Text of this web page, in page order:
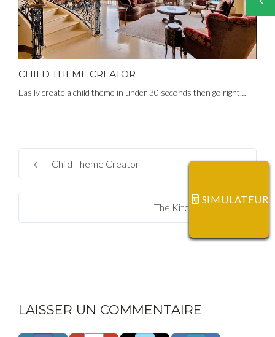
CHILD THEME CREATOR
Easily create a child theme in under 30 seconds then go right…
Child Theme Creator
The Kitchen Sink
LAISSER UN COMMENTAIRE
SIMULATEUR